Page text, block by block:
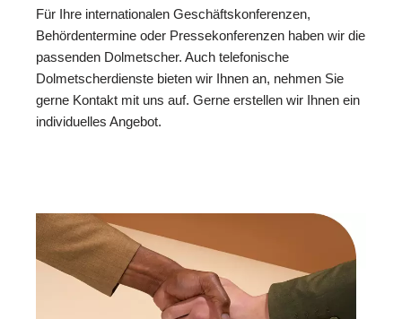
Für Ihre internationalen Geschäftskonferenzen,
Behördentermine oder Pressekonferenzen haben wir die
passenden Dolmetscher. Auch telefonische
Dolmetscherdienste bieten wir Ihnen an, nehmen Sie
gerne Kontakt mit uns auf. Gerne erstellen wir Ihnen ein
individuelles Angebot.